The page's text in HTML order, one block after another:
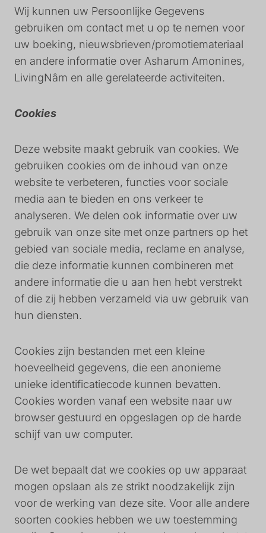
Wij kunnen uw Persoonlijke Gegevens
gebruiken om contact met u op te nemen voor
uw boeking, nieuwsbrieven/promotiemateriaal
en andere informatie over Asharum Amonines,
LivingNâm en alle gerelateerde activiteiten.
Cookies
Deze website maakt gebruik van cookies. We
gebruiken cookies om de inhoud van onze
website te verbeteren, functies voor sociale
media aan te bieden en ons verkeer te
analyseren. We delen ook informatie over uw
gebruik van onze site met onze partners op het
gebied van sociale media, reclame en analyse,
die deze informatie kunnen combineren met
andere informatie die u aan hen hebt verstrekt
of die zij hebben verzameld via uw gebruik van
hun diensten.
Cookies zijn bestanden met een kleine
hoeveelheid gegevens, die een anonieme
unieke identificatiecode kunnen bevatten.
Cookies worden vanaf een website naar uw
browser gestuurd en opgeslagen op de harde
schijf van uw computer.
De wet bepaalt dat we cookies op uw apparaat
mogen opslaan als ze strikt noodzakelijk zijn
voor de werking van deze site. Voor alle andere
soorten cookies hebben we uw toestemming